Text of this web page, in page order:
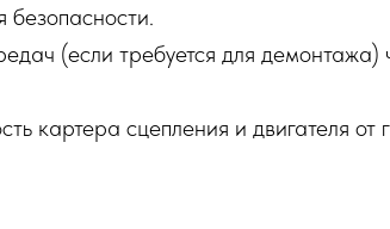
безопасности.
(если требуется для демонтажа)
картера сцепления и двигателя от